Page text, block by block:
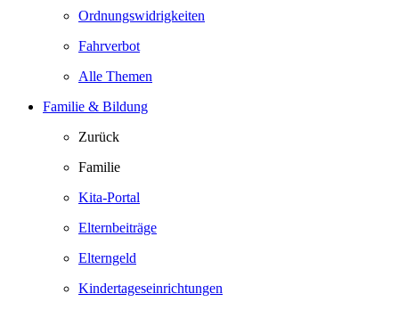
Ordnungswidrigkeiten
Fahrverbot
Alle Themen
Familie & Bildung
Zurück
Familie
Kita-Portal
Elternbeiträge
Elterngeld
Kindertageseinrichtungen